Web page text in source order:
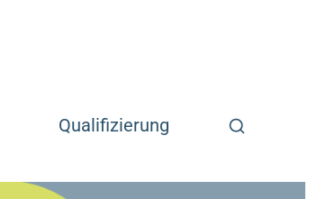
Qualifizierung